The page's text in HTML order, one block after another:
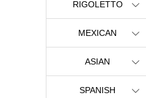
RIGOLETTO
MEXICAN
ASIAN
SPANISH